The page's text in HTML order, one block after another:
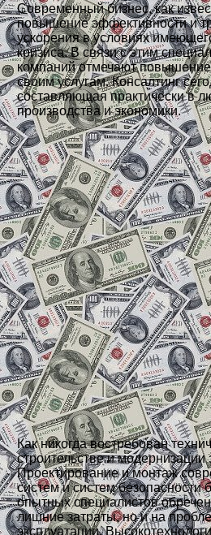
Современный бизнес, как
повышение эффективности и
ускорения в условиях
кризиса. В связи с этим
компаний отмечают повышение
своим услугам. Консалтинг
составляющая практически в
производства и экономики.
Как никогда востребован
строительстве и модернизации
Проектирование и монтаж
систем и систем безопасности
опытных специалистов
лишние затраты, но и на
эксплуатации.